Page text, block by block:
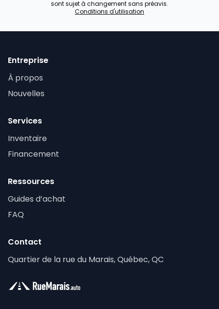
sont sujet à changement sans préavis.
Conditions d'utilisation
Entreprise
À propos
Nouvelles
Services
Inventaire
Financement
Ressources
Guides d’achat
FAQ
Contact
Quartier de la rue du Marais, Québec, QC